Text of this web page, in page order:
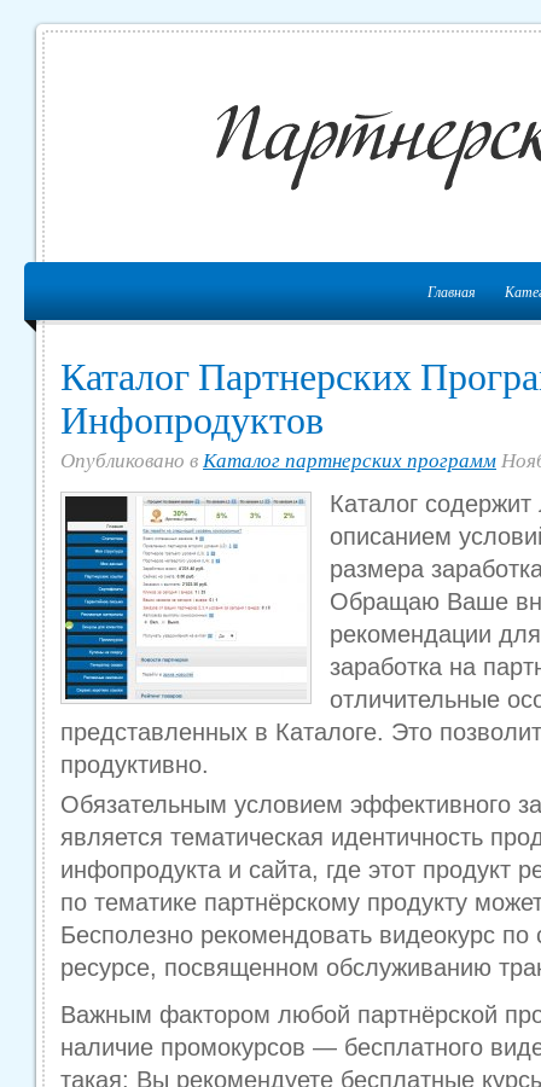
Главная
Каталог Партнерских
Инфопродуктов
Опубликовано вКаталог партнерских программ
Каталог
описанием
размера
Обращаю Ваше
рекомендации
заработка на
отличительные
представленных в Каталоге. Это
продуктивно.
Обязательным условием эффективного
является тематическая идентичность
инфопродукта и сайта, где этот продукт
по тематике партнёрскому продукту
Бесполезно рекомендовать видеокурс по
ресурсе, посвященном обслуживанию
Важным фактором любой партнёрской
наличие промокурсов — бесплатного
такая: Вы рекомендуете бесплатные